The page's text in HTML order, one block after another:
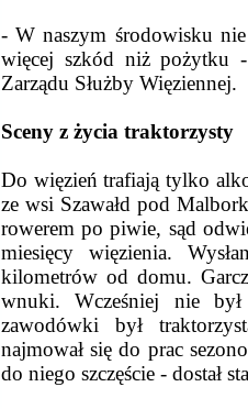
- W naszym środowisku
więcej szkód niż pożytku -
Zarządu Służby Więziennej.
Sceny z życia traktorzysty
Do więzień trafiają tylko
ze wsi Szawałd pod
rowerem po piwie, sąd
miesięcy więzienia.
kilometrów od domu.
wnuki. Wcześniej nie
zawodówki był
najmował się do prac
do niego szczęście - dostał